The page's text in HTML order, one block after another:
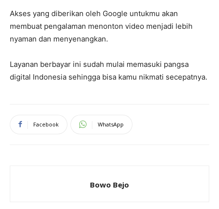
Akses yang diberikan oleh Google untukmu akan
membuat pengalaman menonton video menjadi lebih
nyaman dan menyenangkan.
Layanan berbayar ini sudah mulai memasuki pangsa
digital Indonesia sehingga bisa kamu nikmati secepatnya.
Facebook WhatsApp
Bowo Bejo